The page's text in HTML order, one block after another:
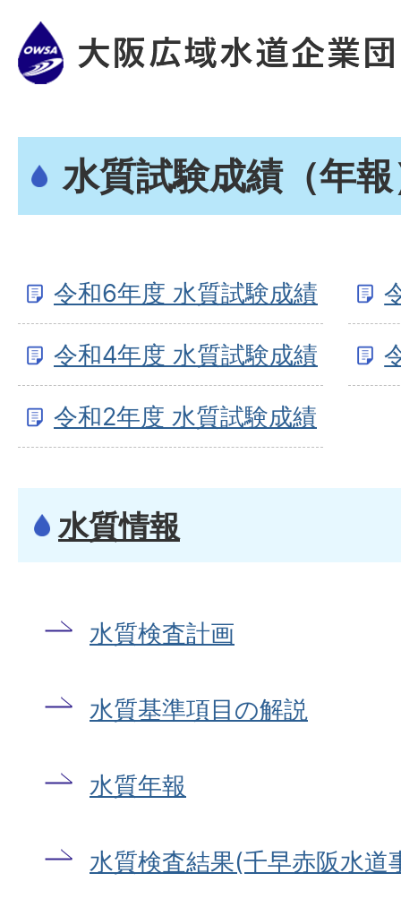
水質試験成績（年
令和6年度 水質試験成績
令和4年度 水質試験成績
令和2年度 水質試験成績
水質情報
水質検査計画
水質基準項目の解説
水質年報
水質検査結果(千早赤阪水道